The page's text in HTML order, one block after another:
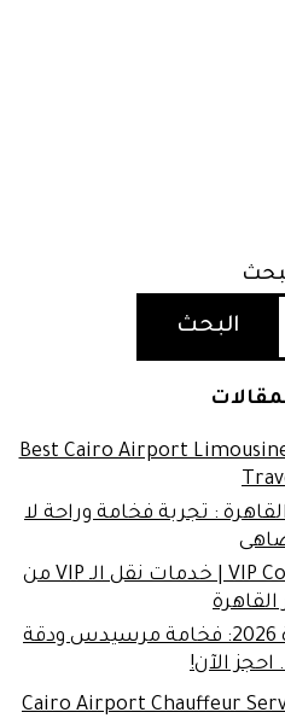
البحث
Best Cairo Airport
: تجربة فخامة وراحة لا
VIP Conference Transportation | خدمات نقل الـ VIP من
احجز ليموزين مطار القاهرة 2026: فخامة مرسيدس ودقة
احجز الآن!
Cairo Airport Chauffeur